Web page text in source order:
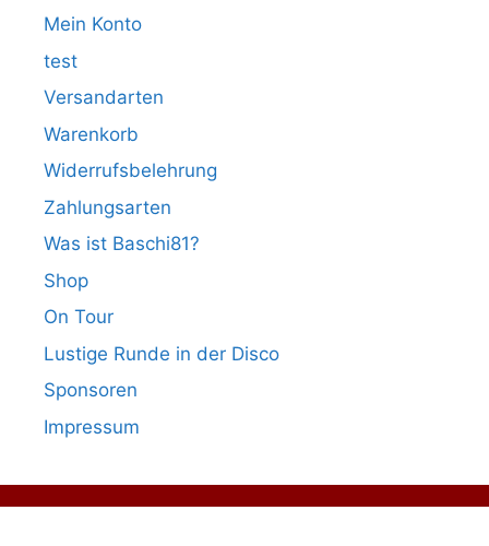
Mein Konto
test
Versandarten
Warenkorb
Widerrufsbelehrung
Zahlungsarten
Was ist Baschi81?
Shop
On Tour
Lustige Runde in der Disco
Sponsoren
Impressum